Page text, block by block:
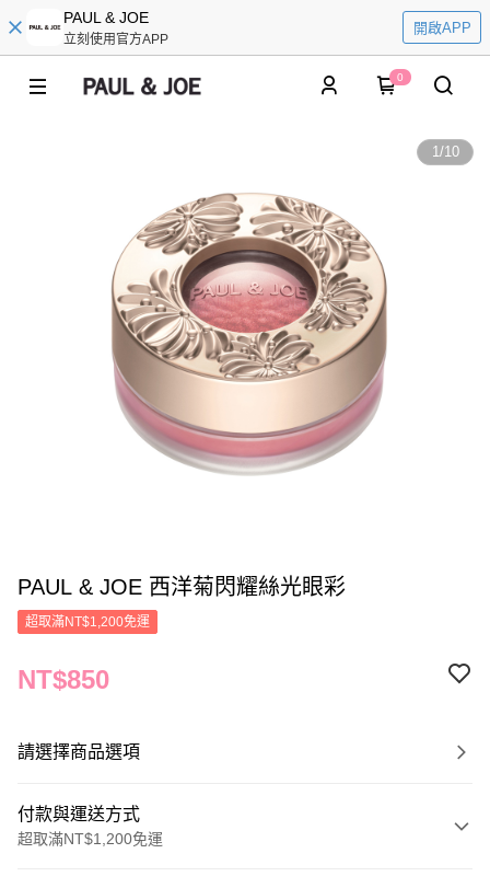
PAUL & JOE
立刻使用官方APP
開啟APP
0
1/10
PAUL & JOE 西洋菊閃耀絲光眼彩
超取滿NT$1,200免運
NT$850
請選擇商品選項
付款與運送方式
超取滿NT$1,200免運